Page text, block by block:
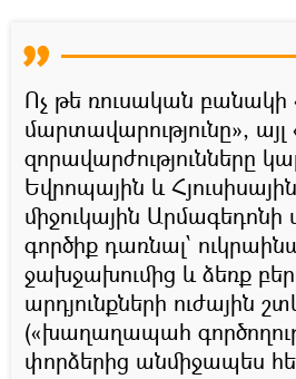
Ոչ թե ռուսական բանակի
մարտավարությունը», այլ
զորավարժությունները
Եվրոպային և
միջուկային Արմագեդոնի
գործիք դառնալ՝
ջախջախումից և ձեռք
արդյունքների ուժային
(«խաղաղապահ
փորձերից անմիջապես